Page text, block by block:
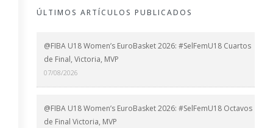
ÚLTIMOS ARTÍCULOS PUBLICADOS
@FIBA U18 Women’s EuroBasket 2026: #SelFemU18 Cuartos
de Final, Victoria, MVP
07/08/2026
@FIBA U18 Women’s EuroBasket 2026: #SelFemU18 Octavos
de Final Victoria, MVP